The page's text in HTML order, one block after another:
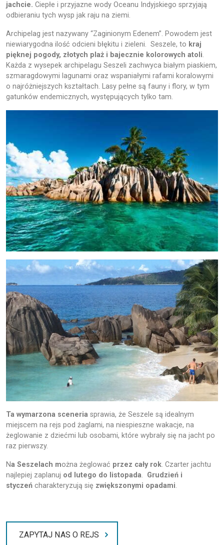
jachcie. Ciepłe i przyjazne wody Oceanu Indyjskiego sprzyjają
odbieraniu tych wysp jak raju na ziemi.
Archipelag jest nazywany “Zaginionym Edenem”. Powodem jest
niewiarygodna ilość odcieni błękitu i zieleni. Seszele, to kraj
pięknej pogody, złotych plaż i bajecznie kolorowych atoli.
Każda z wysepek archipelagu Seszeli zachwyca białym piaskiem,
szmaragdowymi lagunami oraz wspaniałymi rafami koralowymi
o najróżniejszych kształtach. Lasy pełne są fauny i flory, w tym
gatunków endemicznych, występujących tylko tam.
Ta wymarzona sceneria sprawia, że Seszele są idealnym
miejscem na rejs pod żaglami, na niespieszne wakacje, na
żeglowanie z dziećmi lub osobami, które wybrały się na jacht po
raz pierwszy.
Na Seszelach można żeglować przez cały rok. Czarter jachtu
najlepiej zaplanuj od lutego do listopada. Grudzień i
styczeń charakteryzują się zwiększonymi opadami.
ZAPYTAJ NAS O REJS